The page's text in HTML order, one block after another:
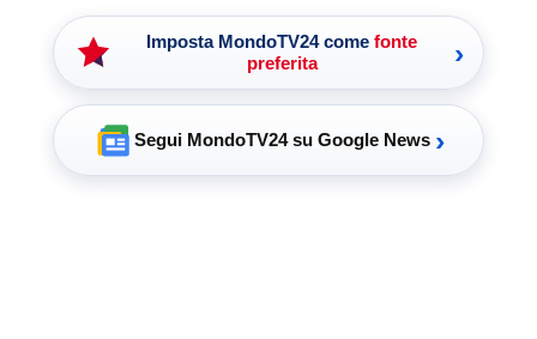
Imposta MondoTV24 come fonte
preferita
›
Segui MondoTV24 su Google News ›